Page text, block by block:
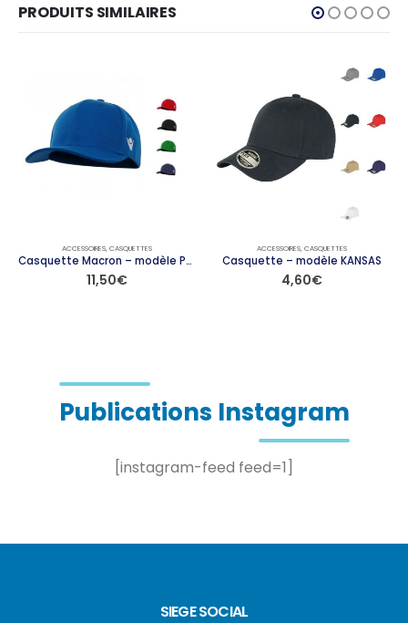
PRODUITS SIMILAIRES
ACCESSOIRES, CASQUETTES
Casquette Macron – modèle PEPPER
11,50€
ACCESSOIRES, CASQUETTES
Casquette – modèle KANSAS
4,60€
Publications Instagram
[instagram-feed feed=1]
SIEGE SOCIAL